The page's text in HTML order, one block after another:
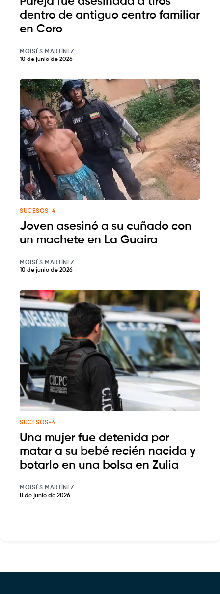
dentro de antiguo centro familiar
en Coro
MOISÉS MARTÍNEZ
10 de junio de 2026
SUCESOS-4
Joven asesinó a su cuñado con
un machete en La Guaira
MOISÉS MARTÍNEZ
10 de junio de 2026
SUCESOS-4
Una mujer fue detenida por
matar a su bebé recién nacida y
botarlo en una bolsa en Zulia
MOISÉS MARTÍNEZ
8 de junio de 2026